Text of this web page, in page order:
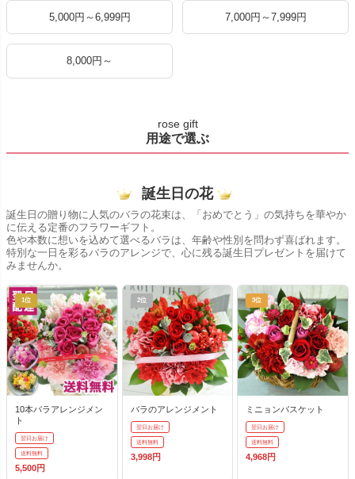
5,000円～6,999円 7,000円～7,999円
8,000円～
rose gift
用途で選ぶ
誕生日の花
誕生日の贈り物に人気のバラの花束は、「おめでとう」の気持ちを華やか
に伝える定番のフラワーギフト。
色や本数に想いを込めて選べるバラは、年齢や性別を問わず喜ばれます。
特別な一日を彩るバラのアレンジで、心に残る誕生日プレゼントを届けて
みませんか。
1位
10本バラアレンジメン
ト
翌日お届け
送料無料
5,500円
2位
バラのアレンジメント
翌日お届け
送料無料
3,998円
3位
ミニョンバスケット
翌日お届け
送料無料
4,968円